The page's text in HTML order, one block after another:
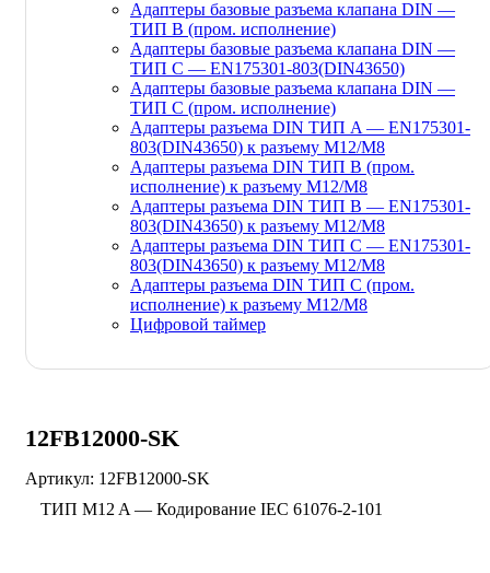
Адаптеры базовые разъема клапана DIN —
ТИП B (пром. исполнение)
Адаптеры базовые разъема клапана DIN —
ТИП C — EN175301-803(DIN43650)
Адаптеры базовые разъема клапана DIN —
ТИП C (пром. исполнение)
Адаптеры разъема DIN ТИП A — EN175301-
803(DIN43650) к разъему M12/M8
Адаптеры разъема DIN ТИП B (пром.
исполнение) к разъему M12/M8
Адаптеры разъема DIN ТИП B — EN175301-
803(DIN43650) к разъему M12/M8
Адаптеры разъема DIN ТИП C — EN175301-
803(DIN43650) к разъему M12/M8
Адаптеры разъема DIN ТИП C (пром.
исполнение) к разъему M12/M8
Цифровой таймер
12FB12000-SK
Артикул: 12FB12000-SK
ТИП M12 A — Кодирование IEC 61076-2-101